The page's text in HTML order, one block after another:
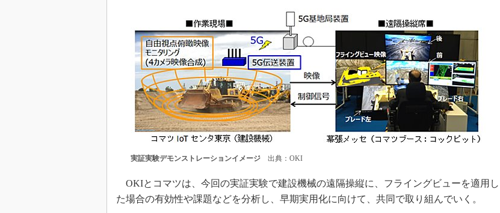
実証実験デモンストレーションイメージ出典：OKI
OKIとコマツは、今回の実証実験で建設機械の遠隔操縦に、フライングビューを適用し
た場合の有効性や課題などを分析し、早期実用化に向けて、共同で取り組んでいく。